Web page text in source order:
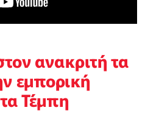
ανακριτή τα
εμπορική
Τέμπη